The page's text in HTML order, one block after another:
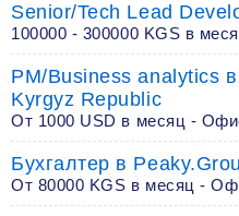
Senior/Tech Lead
100000 - 300000 KGS в
PM/Business analytics
Kyrgyz Republic
От 1000 USD в месяц -
Бухгалтер в
От 80000 KGS в месяц -